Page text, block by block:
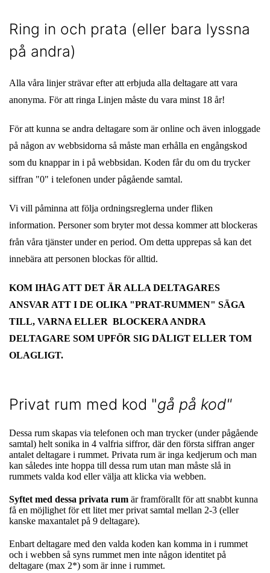
Ring in och prata (eller bara lyssna
på andra)
Alla våra linjer strävar efter att erbjuda alla deltagare att vara
anonyma. För att ringa Linjen måste du vara minst 18 år!
För att kunna se andra deltagare som är online och även inloggade
på någon av webbsidorna så måste man erhålla en engångskod
som du knappar in i på webbsidan. Koden får du om du trycker
siffran "0" i telefonen under pågående samtal.
Vi vill påminna att följa ordningsreglerna under fliken
information. Personer som bryter mot dessa kommer att blockeras
från våra tjänster under en period. Om detta upprepas så kan det
innebära att personen blockas för alltid.
KOM IHÅG ATT DET ÄR ALLA DELTAGARES
ANSVAR ATT I DE OLIKA "PRAT-RUMMEN" SÄGA
TILL, VARNA ELLER BLOCKERA ANDRA
DELTAGARE SOM UPFÖR SIG DÅLIGT ELLER TOM
OLAGLIGT.
Privat rum med kod "gå på kod"
Dessa rum skapas via telefonen och man trycker (under pågående
samtal) helt sonika in 4 valfria siffror, där den första siffran anger
antalet deltagare i rummet. Privata rum är inga kedjerum och man
kan således inte hoppa till dessa rum utan man måste slå in
rummets valda kod eller välja att klicka via webben.
Syftet med dessa privata rum är framförallt för att snabbt kunna
få en möjlighet för ett litet mer privat samtal mellan 2-3 (eller
kanske maxantalet på 9 deltagare).
Enbart deltagare med den valda koden kan komma in i rummet
och i webben så syns rummet men inte någon identitet på
deltagare (max 2*) som är inne i rummet.